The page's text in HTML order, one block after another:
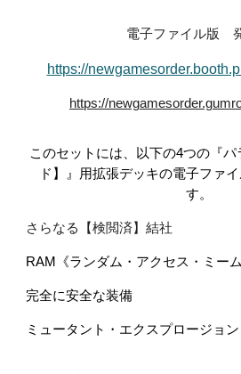
電子ファイル版
https://
https://
このセットには、以下の4つの『
ド】』用拡張デッキの電子ファ
す。
さらなる【検閲済】結社
RAM《ランダム・アクセス・ミー
完全に安全な装備
ミュータント・エクスプロージョン